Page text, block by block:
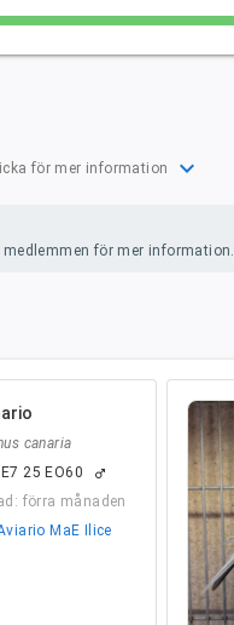
för mer information expand_more
för mer information.
canaria
25 EO60
male
förra månaden
MaE Ilice